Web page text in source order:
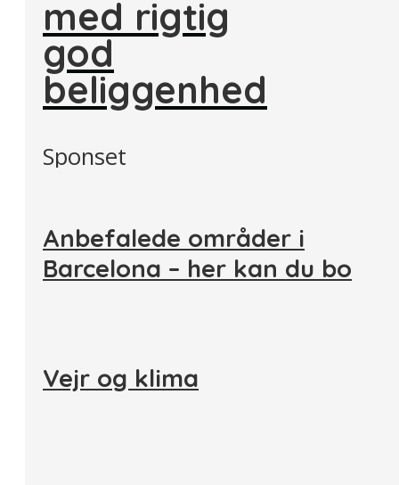
med rigtig
god
beliggenhed
Sponset
Anbefalede områder i
Barcelona – her kan du bo
Vejr og klima